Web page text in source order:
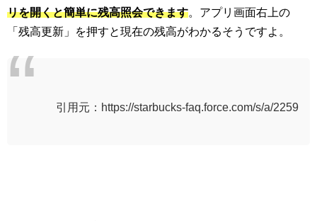
リを開くと簡単に残高照会できます。アプリ画面右上の
「残高更新」を押すと現在の残高がわかるそうですよ。
引用元：https://starbucks-faq.force.com/s/a/2259